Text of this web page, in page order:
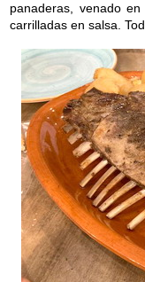
panaderas, venado
carrilladas en salsa.